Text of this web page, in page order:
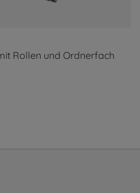
Rollen und Ordnerfach